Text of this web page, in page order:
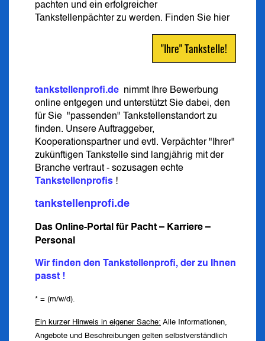
pachten und ein erfolgreicher
Tankstellenpächter zu werden. Finden Sie hier
"Ihre" Tankstelle!
tankstellenprofi.de nimmt Ihre Bewerbung
online entgegen und unterstützt Sie dabei, den
für Sie "passenden" Tankstellenstandort zu
finden. Unsere Auftraggeber,
Kooperationspartner und evtl. Verpächter "Ihrer"
zukünftigen Tankstelle sind langjährig mit der
Branche vertraut - sozusagen echte
Tankstellenprofis !
tankstellenprofi.de
Das Online-Portal für Pacht – Karriere –
Personal
Wir finden den Tankstellenprofi, der zu Ihnen
passt !
* = (m/w/d).
Ein kurzer Hinweis in eigener Sache: Alle Informationen,
Angebote und Beschreibungen gelten selbstverständlich